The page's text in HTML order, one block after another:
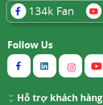
134k Fan
Follow Us
Hỗ trợ khách hàng